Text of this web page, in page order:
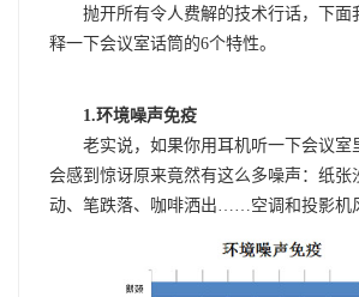
抛开所有令人费解的技术行话，下面
释一下会议室话筒的6个特性。
1.环境噪声免疫
老实说，如果你用耳机听一下会议室
会感到惊讶原来竟然有这么多噪声：纸张
动、笔跌落、咖啡洒出……空调和投影机